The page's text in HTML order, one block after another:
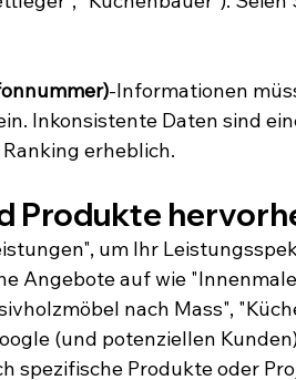
-Informationen
Inkonsistente Daten sind
erheblich.
Produkte
um Ihr
Angebote auf wie
nach Mass",
(und potenziellen
spezifische Produkte oder